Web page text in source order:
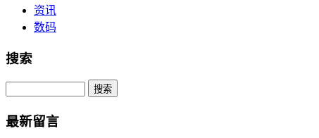
资讯
数码
搜索
Search
最新留言